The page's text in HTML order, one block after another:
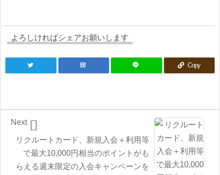
よろしければシェアお願いします
B! Copy
リクルートカード、新規入会＋利用等
で最大10,000円相当のポイントがも
らえる週末限定の入会キャンペーンを

Next